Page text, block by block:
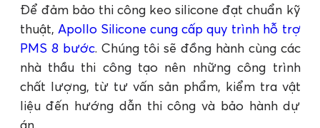
Để đảm bảo thi công keo silicone đạt chuẩn kỹ
thuật, Apollo Silicone cung cấp quy trình hỗ trợ
PMS 8 bước. Chúng tôi sẽ đồng hành cùng các
nhà thầu thi công tạo nên những công trình
chất lượng, từ tư vấn sản phẩm, kiểm tra vật
liệu đến hướng dẫn thi công và bảo hành dự
án.